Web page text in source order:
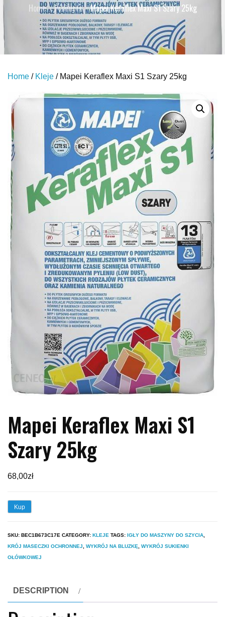
Home Products Mapei Keraflex Maxi S1 Szary 25kg
Home / Kleje / Mapei Keraflex Maxi S1 Szary 25kg
Mapei Keraflex Maxi S1
Szary 25kg
68,00zł
Kup
SKU: BEC1B673C17E CATEGORY: KLEJE TAGS: IGŁY DO MASZYNY DO SZYCIA
KRÓJ MASECZKI OCHRONNEJ
WYKRÓJ NA BLUZKĘ
WYKRÓJ SUKIENKI
OŁÓWKOWEJ
DESCRIPTION